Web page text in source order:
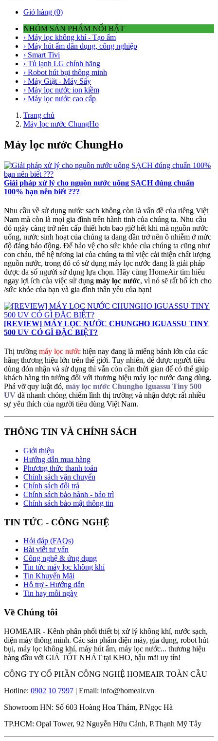
Giỏ hàng (0)
NHÓM SẢN PHẨM NỔI BẬT
› Máy lọc không khí - Tạo ẩm
› Máy hút ẩm dân dụng, công nghiệp
› Smart Tivi
› Tủ lạnh LG chính hãng
› Robot hút bụi thông minh
› Máy Giặt - Máy Sấy
› Máy lọc nước ion kiềm
› Máy lọc nước cao cấp
Trang chủ
Máy lọc nước ChungHo
Máy lọc nước ChungHo
Giải pháp xử lý cho nguồn nước uống SẠCH đúng chuẩn
100% bạn nên biết ???
Nhu cầu về sử dụng nước sạch không còn là vấn đề của riêng Việt
Nam mà còn là mọi gia đình trên hành tinh của chúng ta. Nhu cầu
đó ngày càng trở nên cấp thiết hơn bao giờ hết khi mà nguồn nước
uống, nước sinh hoạt của chúng ta đang dần trở nên ô nhiễm ở mức
độ đáng báo động. Để bảo vệ cho sức khỏe của chúng ta cũng như
con cháu, thế hệ tương lai của chúng ta thì việc cải thiện chất lượng
nguồn nước, trong đó có sử dụng máy lọc nước đang là giải pháp
được đa số người sử dụng lựa chọn. Hãy cùng HomeAir tìm hiểu
ngay lợi ích của việc sử dụng máy lọc nước, vì nó sẽ rất bổ ích cho
/sức khỏe của bạn và gia đình thân yêu của bạn!
[REVIEW] MÁY LỌC NƯỚC CHUNGHO IGUASSU TINY
500 UV CÓ GÌ ĐẶC BIỆT?
Thị trường máy lọc nước hiện nay đang là miếng bánh lớn của các
hãng thương hiệu lớn trên thế giới. Tuy nhiên, để được người tiêu
dùng đón nhận và sử dụng thì vẫn còn cần thời gian để có thể giúp
khách hàng tin tưởng đối với thương hiệu máy lọc nước đang dùng.
Phá vỡ quy luật đó, máy lọc nước Chungho Iguassu Tiny 500
UV đã nhanh chóng chiếm lĩnh thị trường và nhận được rất nhiều
sự yêu thích của người tiêu dùng Việt Nam.
THÔNG TIN VÀ CHÍNH SÁCH
Giới thiệu
Hướng dẫn mua hàng
Phương thức thanh toán
Chính sách vận chuyển
Chính sách đổi trả
Chính sách bảo hành - bảo trì
Chính sách bảo mật thông tin
TIN TỨC - CÔNG NGHỆ
Hỏi đáp (FAQs)
Bài viết tư vấn
Công nghệ & ứng dụng
Tin tức máy lọc không khí
Tin Khuyến Mãi
Hỗ trợ - Hướng dẫn
Tin hay mỗi ngày
Về Chúng tôi
HOMEAIR - Kênh phân phối thiết bị xử lý không khí, nước sạch,
điện máy thông minh. Các sản phẩm điện máy, gia dụng, robot hút
bụi, máy lọc không khí, máy hút ẩm, máy lọc nước... thương hiệu
hàng đầu với GIÁ TỐT NHÁT tại KHO, hậu mãi uy tín!
CÔNG TY CỔ PHẦN CÔNG NGHỆ HOMEAIR TOÀN CẦU
Hotline: 0902 10 7997 | Email: info@homeair.vn
Showroom HN: Số 603 Hoàng Hoa Thám, P.Ngọc Hà
TP.HCM: Opal Tower, 92 Nguyễn Hữu Cảnh, P.Thạnh Mỹ Tây